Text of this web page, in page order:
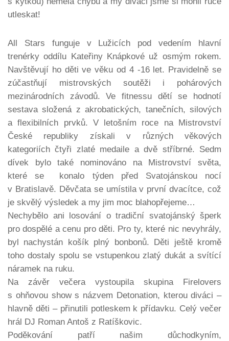
utleskat!
All Stars funguje v Lužicích pod vedením hlavní
trenérky oddílu Kateřiny Knápkové už osmým rokem.
Navštěvují ho děti ve věku od 4 -16 let. Pravidelně se
zúčastňují mistrovských soutěži i pohárových
mezinárodních závodů. Ve fitnessu dětí se hodnotí
sestava složená z akrobatických, tanečních, silových
a flexibilních prvků. V letošním roce na Mistrovství
České republiky získali v různých věkových
kategoriích čtyři zlaté medaile a dvě stříbrné. Sedm
dívek bylo také nominováno na Mistrovství světa,
které se konalo týden před Svatojánskou nocí
v Bratislavě. Děvčata se umístila v první dvacítce, což
je skvělý výsledek a my jim moc blahopřejeme…
Nechybělo ani losování o tradiční svatojánský šperk
pro dospělé a cenu pro děti. Pro ty, které nic nevyhrály,
byl nachystán košík plný bonbonů. Děti ještě kromě
toho dostaly spolu se vstupenkou zlatý dukát a svítící
náramek na ruku.
Na závěr večera vystoupila skupina Firelovers
s ohňovou show s názvem Detonation, kterou diváci –
hlavně děti – přinutili potleskem k přídavku. Celý večer
hrál DJ Roman Antoš z Ratíškovic.
Poděkování patří našim důchodkyním,